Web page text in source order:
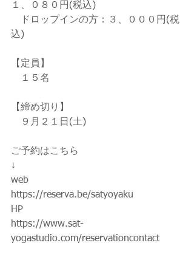
１、０８０円(税込)
ドロップインの方：３、０００円(税
込)
【定員】
１５名
【締め切り】
９月２１日(土)
ご予約はこちら
↓
web
https://reserva.be/satyoyaku
HP
https://www.sat-
yogastudio.com/reservationcontact